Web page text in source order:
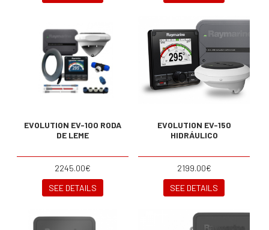
EVOLUTION EV-100 RODA
DE LEME
2245.00€
SEE DETAILS
EVOLUTION EV-150
HIDRÁULICO
2199.00€
SEE DETAILS